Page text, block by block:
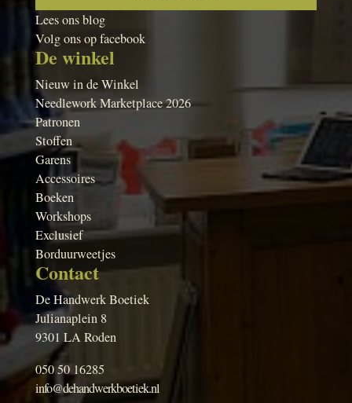
Lees ons blog
Volg ons op facebook
De winkel
Nieuw in de Winkel
Needlework Marketplace 2026
Patronen
Stoffen
Garens
Accessoires
Boeken
Workshops
Exclusief
Borduurweetjes
Contact
De Handwerk Boetiek
Julianaplein 8
9301 LA Roden
050 50 16285
info@dehandwerkboetiek.nl